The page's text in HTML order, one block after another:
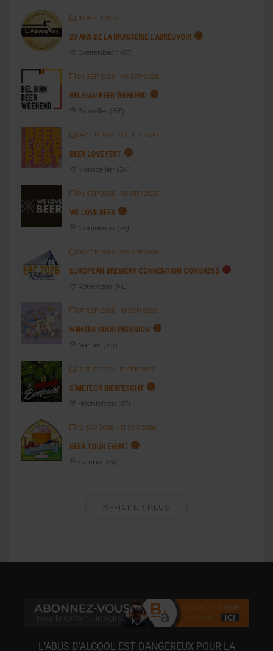
30 AOÛT 2026
20 ANS DE LA BRASSERIE L’ABREUVOIR
Breitenbach (67)
04 SEP 2026- 06 SEP 2026
BELGIAN BEER WEEKEND
Bruxelles (BE)
04 SEP 2026- 12 SEP 2026
BEER LOVE FEST
Montpellier (34)
04 SEP 2026- 05 SEP 2026
WE LOVE BEER
Montélimar (26)
06 SEP 2026- 09 SEP 2026
EUROPEAN BREWERY CONVENTION CONGRESS
Rotterdam (NL)
07 SEP 2026- 13 SEP 2026
NANTES SOUS PRESSION
Nantes (44)
11 SEP 2026- 12 SEP 2026
S’METEOR BIERFESCHT
Hochfelden (67)
12 SEP 2026- 13 SEP 2026
BEER TOUR EVENT
Cambrai (59)
AFFICHER PLUS
L’ABUS D’ALCOOL EST DANGEREUX POUR LA